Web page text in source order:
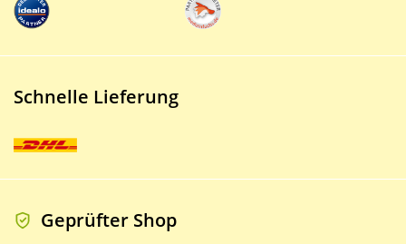
Schnelle Lieferung
Geprüfter Shop